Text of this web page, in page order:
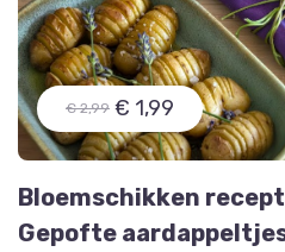
€ 2,99 € 1,99
Bloemschikken recept
Gepofte